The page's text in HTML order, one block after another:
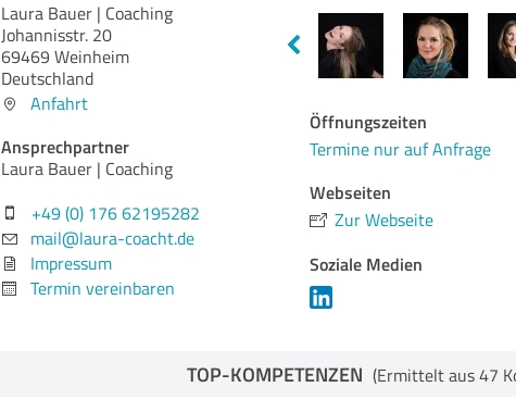
Laura Bauer | Coaching
Johannisstr. 20
69469 Weinheim
Deutschland
Anfahrt
Ansprechpartner
Laura Bauer | Coaching
+49 (0) 176 62195282
mail@laura-coacht.de
Impressum
Termin vereinbaren
Öffnungszeiten
Termine nur auf Anfrage
Webseiten
Zur Webseite
Soziale Medien
TOP-KOMPETENZEN (Ermittelt aus 47